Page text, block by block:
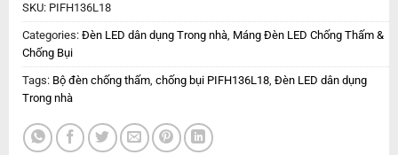
SKU: PIFH136L18
Categories: Đèn LED dân dụng Trong nhà, Máng Đèn LED Chống Thấm &
Chống Bụi
Tags: Bộ đèn chống thấm, chống bụi PIFH136L18, Đèn LED dân dụng
Trong nhà